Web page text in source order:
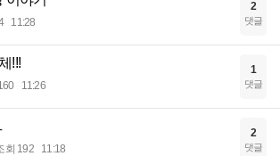
11:28
2
댓글
!!!
11:26
1
댓글
회 192 11:18
2
댓글